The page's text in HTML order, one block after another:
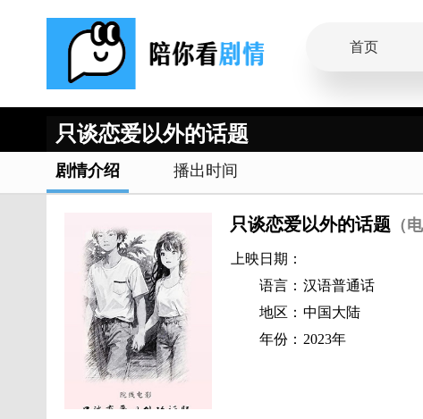
首页
只谈恋爱以外的话题
剧情介绍 播出时间
只谈恋爱以外的话题 （
上映日期：
语言： 汉语普通话
地区： 中国大陆
年份： 2023年